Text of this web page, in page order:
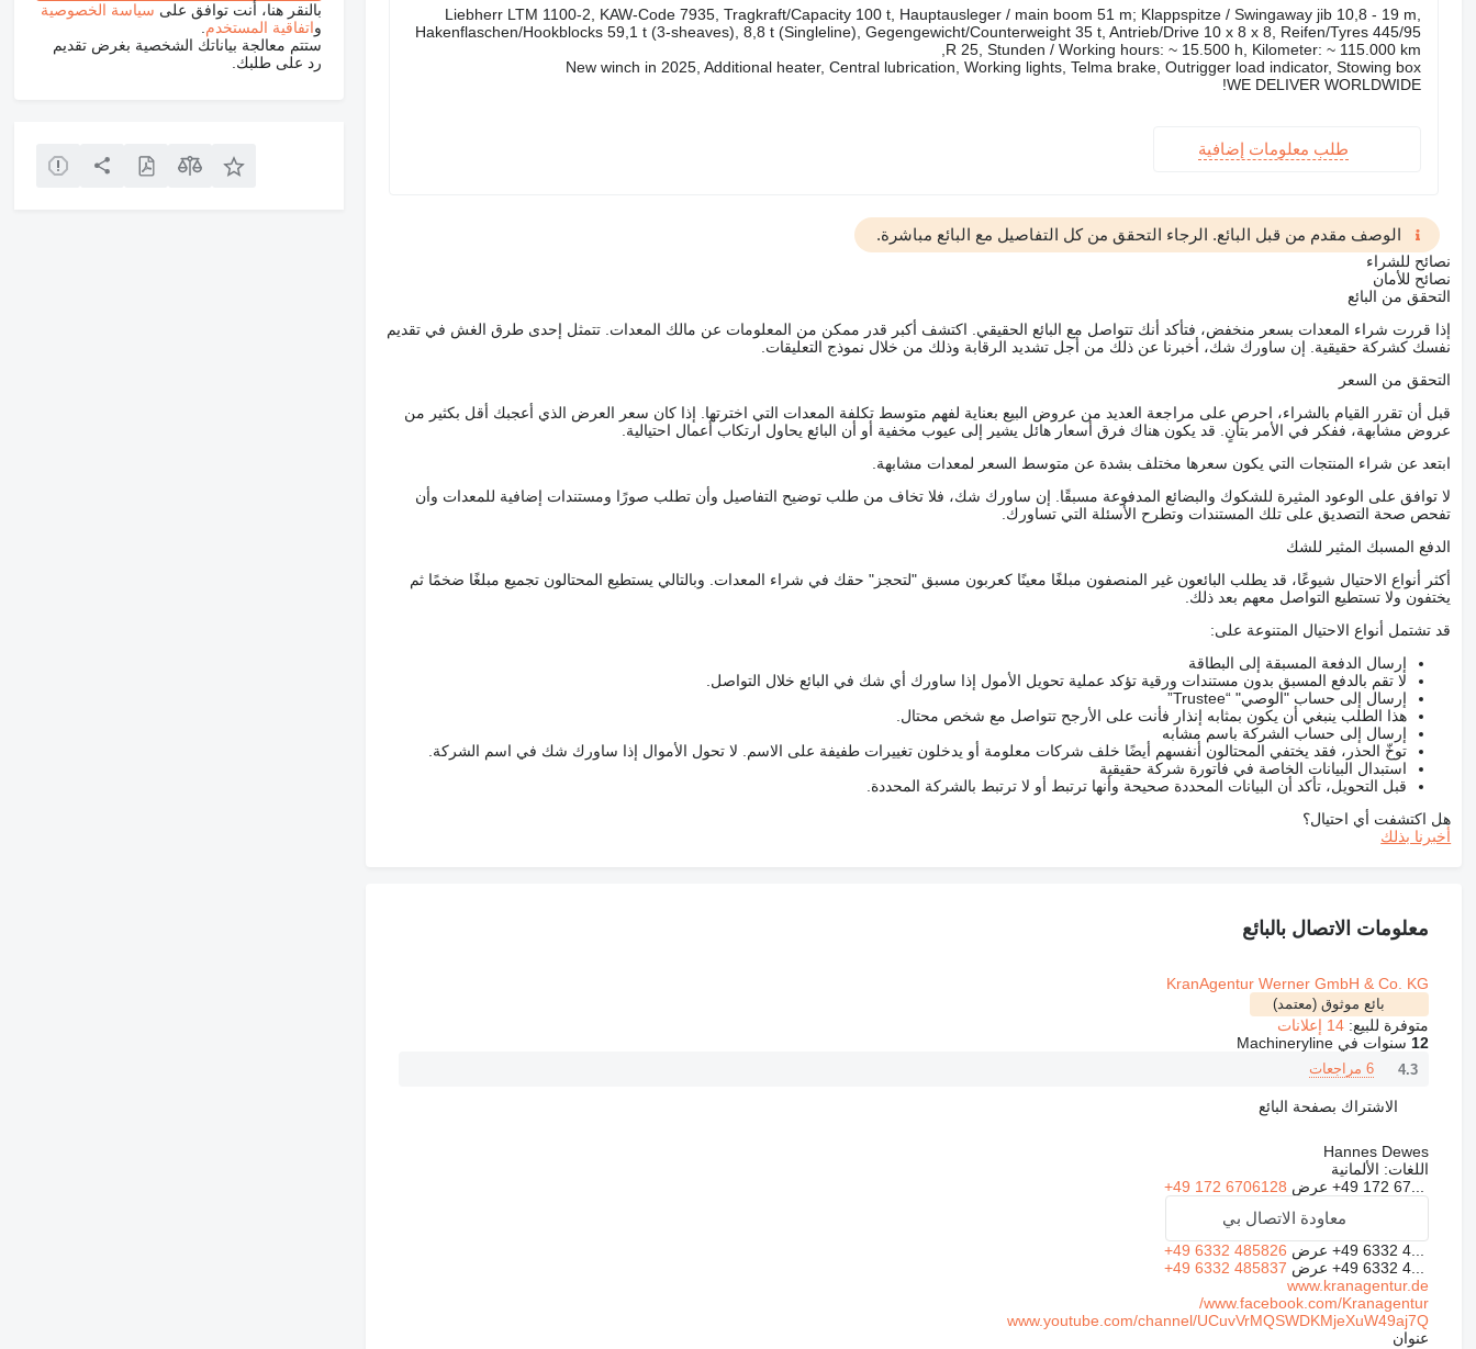
Liebherr LTM 1100-2, KAW-Code 7935, Tragkraft/Capacity 100 t, Hauptausleger / main boom 51 m; Klappspitze / Swingaway jib 10,8 - 19 m,
Hakenflaschen/Hookblocks 59,1 t (3-sheaves), 8,8 t (Singleline), Gegengewicht/Counterweight 35 t, Antrieb/Drive 10 x 8 x 8, Reifen/Tyres 445/95
R 25, Stunden / Working hours: ~ 15.500 h, Kilometer: ~ 115.000 km,
New winch in 2025, Additional heater, Central lubrication, Working lights, Telma brake, Outrigger load indicator, Stowing box
WE DELIVER WORLDWIDE!
طلب معلومات إضافية
الوصف مقدم من قبل البائع. الرجاء التحقق من كل التفاصيل مع البائع مباشرة.
نصائح للشراء
نصائح للأمان
التحقق من البائع
إذا قررت شراء المعدات بسعر منخفض، فتأكد أنك تتواصل مع البائع الحقيقي. اكتشف أكبر قدر ممكن من المعلومات عن مالك المعدات. تتمثل إحدى طرق الغش في تقديم
نفسك كشركة حقيقية. إن ساورك شك، أخبرنا عن ذلك من أجل تشديد الرقابة وذلك من خلال نموذج التعليقات.
التحقق من السعر
قبل أن تقرر القيام بالشراء، احرص على مراجعة العديد من عروض البيع بعناية لفهم متوسط تكلفة المعدات التي اخترتها. إذا كان سعر العرض الذي أعجبك أقل بكثير من
عروض مشابهة، ففكر في الأمر بتأنٍ. قد يكون هناك فرق أسعار هائل يشير إلى عيوب مخفية أو أن البائع يحاول ارتكاب أعمال احتيالية.
ابتعد عن شراء المنتجات التي يكون سعرها مختلف بشدة عن متوسط السعر لمعدات مشابهة.
لا توافق على الوعود المثيرة للشكوك والبضائع المدفوعة مسبقًا. إن ساورك شك، فلا تخاف من طلب توضيح التفاصيل وأن تطلب صورًا ومستندات إضافية للمعدات وأن
تفحص صحة التصديق على تلك المستندات وتطرح الأسئلة التي تساورك.
الدفع المسبك المثير للشك
أكثر أنواع الاحتيال شيوعًا، قد يطلب البائعون غير المنصفون مبلغًا معينًا كعربون مسبق "لتحجز" حقك في شراء المعدات. وبالتالي يستطيع المحتالون تجميع مبلغًا ضخمًا ثم
يختفون ولا تستطيع التواصل معهم بعد ذلك.
قد تشتمل أنواع الاحتيال المتنوعة على:
إرسال الدفعة المسبقة إلى البطاقة
لا تقم بالدفع المسبق بدون مستندات ورقية تؤكد عملية تحويل الأمول إذا ساورك أي شك في البائع خلال التواصل.
إرسال إلى حساب "الوصي" “Trustee”
هذا الطلب ينبغي أن يكون بمثابه إنذار فأنت على الأرجح تتواصل مع شخص محتال.
إرسال إلى حساب الشركة باسم مشابه
توخّ الحذر، فقد يختفي المحتالون أنفسهم أيضًا خلف شركات معلومة أو يدخلون تغييرات طفيفة على الاسم. لا تحول الأموال إذا ساورك شك في اسم الشركة.
استبدال البيانات الخاصة في فاتورة شركة حقيقية
قبل التحويل، تأكد أن البيانات المحددة صحيحة وأنها ترتبط أو لا ترتبط بالشركة المحددة.
هل اكتشفت أي احتيال؟
أخبرنا بذلك
معلومات الاتصال بالبائع
KranAgentur Werner GmbH & Co. KG
بائع موثوق (معتمد)
متوفرة للبيع: 14 إعلانات
12 سنوات في Machineryline
4.3 6 مراجعات
الاشتراك بصفحة البائع
Hannes Dewes
اللغات: الألمانية
+49 172 67... عرض +49 172 6706128
معاودة الاتصال بي
+49 6332 4... عرض +49 6332 485826
+49 6332 4... عرض +49 6332 485837
www.kranagentur.de
www.facebook.com/Kranagentur/
www.youtube.com/channel/UCuvVrMQSWDKMjeXuW49aj7Q
عنوان
بالنقر هنا، أنت توافق على سياسة الخصوصية
واتفاقية المستخدم
ستتم معالجة بياناتك الشخصية بغرض تقديم
رد على طلبك.